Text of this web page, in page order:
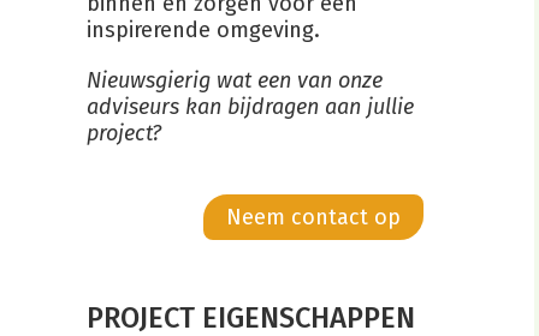
inspirerende omgeving.
Nieuwsgierig wat een van onze
adviseurs kan bijdragen aan jullie
project?
Neem contact op
PROJECT EIGENSCHAPPEN